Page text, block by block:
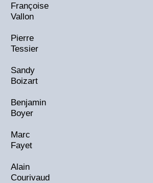
Françoise
Vallon
Pierre
Tessier
Sandy
Boizart
Benjamin
Boyer
Marc
Fayet
Alain
Courivaud